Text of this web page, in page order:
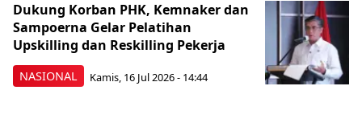
NASIONAL
Dukung Korban PHK, Kemnaker dan
Sampoerna Gelar Pelatihan
Upskilling dan Reskilling Pekerja
Kamis, 16 Jul 2026 - 14:44